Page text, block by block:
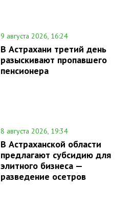
9 августа 2026, 16:24
В Астрахани третий день
разыскивают пропавшего
пенсионера
8 августа 2026, 19:34
В Астраханской области
предлагают субсидию для
элитного бизнеса —
разведение осетров